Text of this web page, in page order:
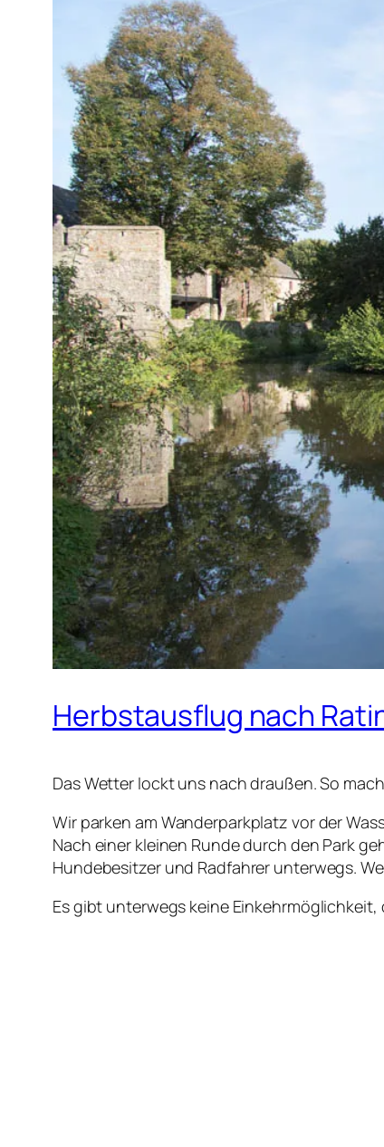
Herbstausflug nach
Das Wetter lockt uns nach draußen. So
Wir parken am Wanderparkplatz vor der
Nach einer kleinen Runde durch den Park
Hundebesitzer und Radfahrer unterwegs.
Es gibt unterwegs keine